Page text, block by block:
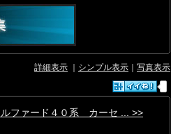
詳細表示 シンプル表示 写真表示
ルファード４０系 カーセ ... >>